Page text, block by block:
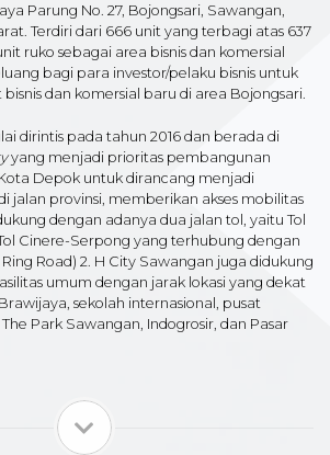
Parung No. 27, Bojongsari, Sawangan,
Terdiri dari 666 unit yang terbagi atas 637
ruko sebagai area bisnis dan komersial
bagi para investor/pelaku bisnis untuk
dan komersial baru di area Bojongsari.
dirintis pada tahun 2016 dan berada di
yang menjadi prioritas pembangunan
Depok untuk dirancang menjadi
jalan provinsi, memberikan akses mobilitas
dengan adanya dua jalan tol, yaitu Tol
Cinere-Serpong yang terhubung dengan
Road) 2. H City Sawangan juga didukung
umum dengan jarak lokasi yang dekat
sekolah internasional, pusat
Park Sawangan, Indogrosir, dan Pasar